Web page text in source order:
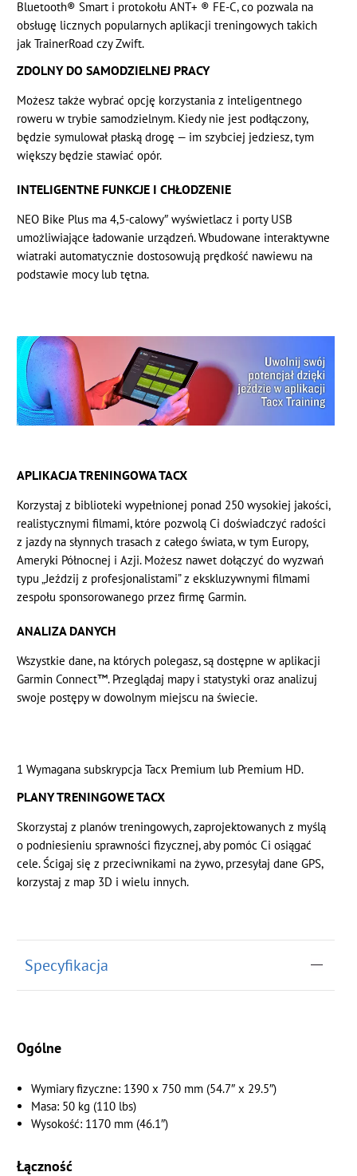
Bluetooth® Smart i protokołu ANT+ ® FE-C, co pozwala na
obsługę licznych popularnych aplikacji treningowych takich
jak TrainerRoad czy Zwift.
ZDOLNY DO SAMODZIELNEJ PRACY
Możesz także wybrać opcję korzystania z inteligentnego
roweru w trybie samodzielnym. Kiedy nie jest podłączony,
będzie symulował płaską drogę — im szybciej jedziesz, tym
większy będzie stawiać opór.
INTELIGENTNE FUNKCJE I CHŁODZENIE
NEO Bike Plus ma 4,5-calowy″ wyświetlacz i porty USB
umożliwiające ładowanie urządzeń. Wbudowane interaktywne
wiatraki automatycznie dostosowują prędkość nawiewu na
podstawie mocy lub tętna.
APLIKACJA TRENINGOWA TACX
Korzystaj z biblioteki wypełnionej ponad 250 wysokiej jakości,
realistycznymi filmami, które pozwolą Ci doświadczyć radości
z jazdy na słynnych trasach z całego świata, w tym Europy,
Ameryki Północnej i Azji. Możesz nawet dołączyć do wyzwań
typu „Jeździj z profesjonalistami” z ekskluzywnymi filmami
zespołu sponsorowanego przez firmę Garmin.
ANALIZA DANYCH
Wszystkie dane, na których polegasz, są dostępne w aplikacji
Garmin Connect™. Przeglądaj mapy i statystyki oraz analizuj
swoje postępy w dowolnym miejscu na świecie.
1 Wymagana subskrypcja Tacx Premium lub Premium HD.
PLANY TRENINGOWE TACX
Skorzystaj z planów treningowych, zaprojektowanych z myślą
o podniesieniu sprawności fizycznej, aby pomóc Ci osiągać
cele. Ścigaj się z przeciwnikami na żywo, przesyłaj dane GPS,
korzystaj z map 3D i wielu innych.
Specyfikacja
Ogólne
Wymiary fizyczne: 1390 x 750 mm (54.7″ x 29.5″)
Masa: 50 kg (110 lbs)
Wysokość: 1170 mm (46.1″)
Łączność